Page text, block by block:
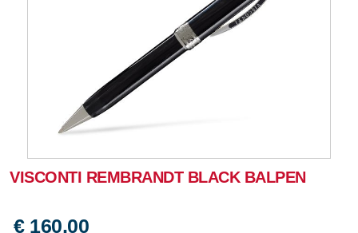
VISCONTI REMBRANDT BLACK BALPEN
€ 160,00